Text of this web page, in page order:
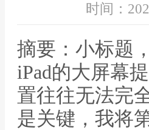
时间：
摘要：小标题
iPad的大屏幕
置往往无法完
是关键，我将